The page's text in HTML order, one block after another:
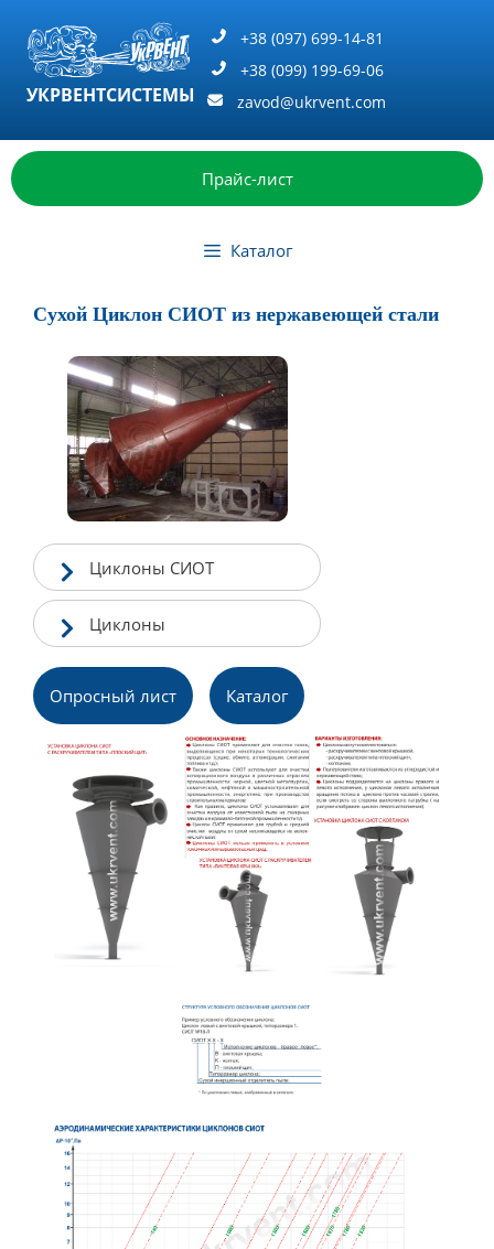
содержимому
УКРВЕНТСИСТЕМЫ
+38 (097) 699-14-81
+38 (099) 199-69-06
zavod@ukrvent.com
Прайс-лист
Каталог
Сухой Циклон СИОТ из нержавеющей стали
Циклоны СИОТ
Циклоны
Опросный лист Каталог